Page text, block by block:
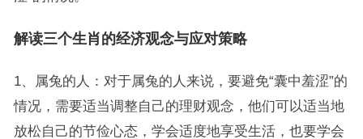
解读三个生肖的经济观念与应对策略
1、属兔的人：对于属兔的人来说，要避免“囊中羞涩”的
情况，需要适当调整自己的理财观念，他们可以适当地
放松自己的节俭心态，学会适度地享受生活，也要学会